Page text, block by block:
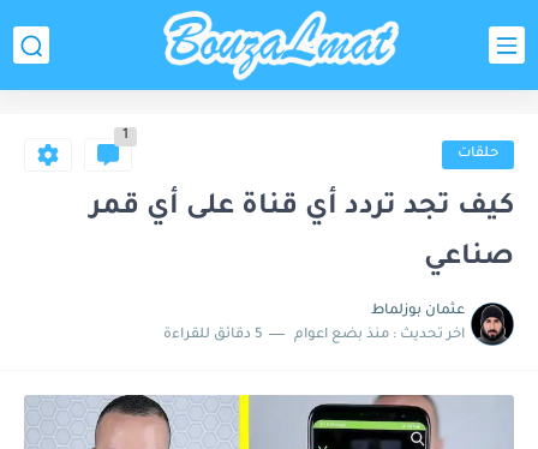
حلقات
1
كيف تجد تردد أي قناة على أي قمر
صناعي
عثمان بوزلماط
اخر تحديث : منذ بضع اعوام 5 دقائق للقراءة